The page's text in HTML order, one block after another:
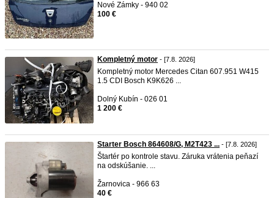
Nové Zámky - 940 02
100 €
Kompletný motor - [7.8. 2026]
Kompletný motor Mercedes Citan 607.951 W415
1.5 CDI Bosch K9K626 ...
Dolný Kubín - 026 01
1 200 €
Starter Bosch 864608/G, M2T423 ... - [7.8. 2026]
Štartér po kontrole stavu. Záruka vrátenia peňazí
na odskúšanie. ...
Žarnovica - 966 63
40 €